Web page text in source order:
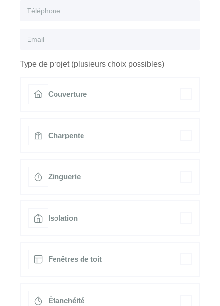
Type de projet (plusieurs choix possibles)
Couverture
Charpente
Zinguerie
Isolation
Fenêtres de toit
Étanchéité